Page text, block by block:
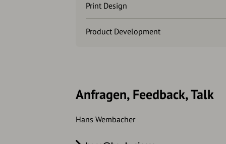
Print Design
Product Development
Anfragen, Feedback, Talk
Hans Wembacher